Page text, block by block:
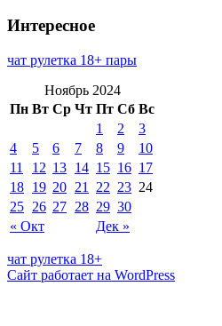
Интересное
чат рулетка 18+ пары
Ноябрь 2024
Пн Вт Ср Чт Пт Сб Вс
« Окт Дек »
1 2
3
4
5 6 7 8 9
10
11
12 13 14 15 16 17
18 19 20 21 22 23 24
25 26 27 28 29 30
чат рулетка 18+
Сайт работает на WordPress